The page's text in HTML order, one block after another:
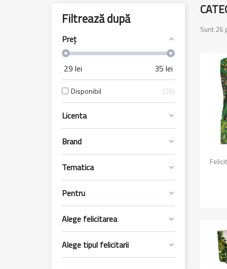
Filtrează după
Preț
29 lei 35 lei
Disponibil 26
Licenta
Brand
Tematica
Pentru
Alege felicitarea
Alege tipul felicitarii
Sunt 26
